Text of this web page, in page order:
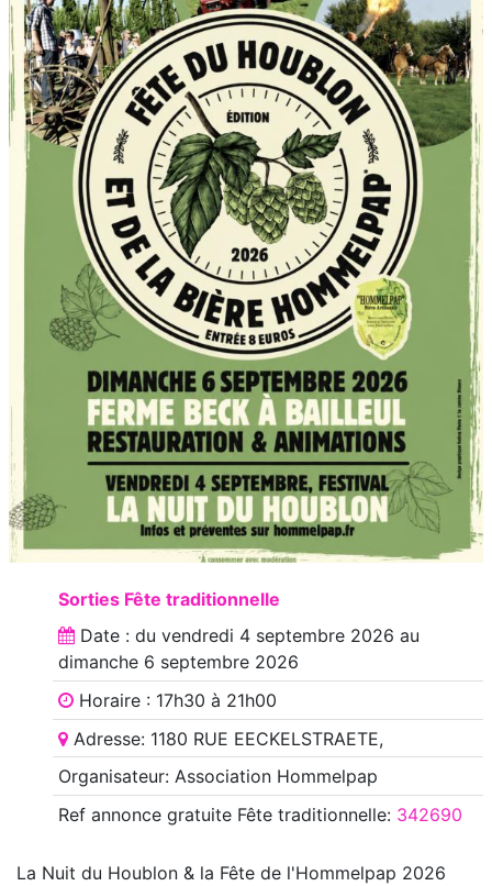
Sorties Fête traditionnelle
Date : du vendredi 4 septembre 2026 au
dimanche 6 septembre 2026
Horaire : 17h30 à 21h00
Adresse: 1180 RUE EECKELSTRAETE,
Organisateur: Association Hommelpap
Ref annoncegratuite Fête traditionnelle: 342690
La Nuit du Houblon & la Fête de l'Hommelpap 2026